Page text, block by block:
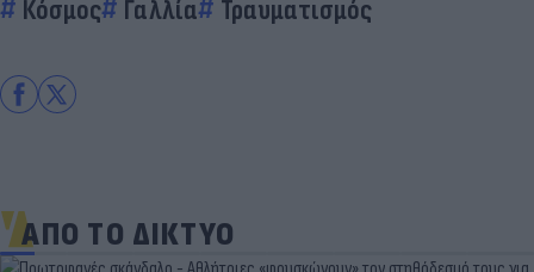
Κόσμος Γαλλία Τραυματισμός
ΑΠΟ ΤΟ ΔΙΚΤΥΟ